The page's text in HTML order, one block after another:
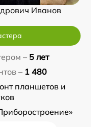
Иванов
– 5 лет
– 1 480
планшетов и